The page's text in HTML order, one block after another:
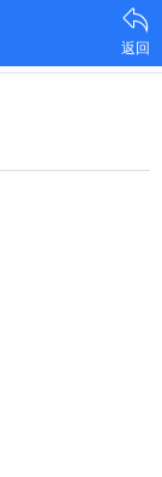
返回